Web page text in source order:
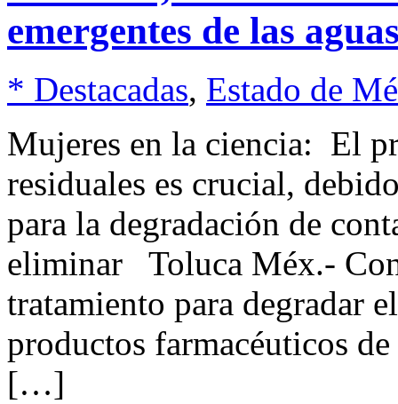
emergentes de las
* Destacadas, Estado de
Mujeres en la ciencia: El
residuales es crucial,
para la degradación de
eliminar Toluca Méx.-
tratamiento para degradar
productos farmacéuticos
[…]